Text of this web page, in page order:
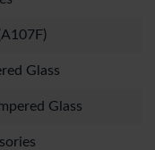
Glass
Glass